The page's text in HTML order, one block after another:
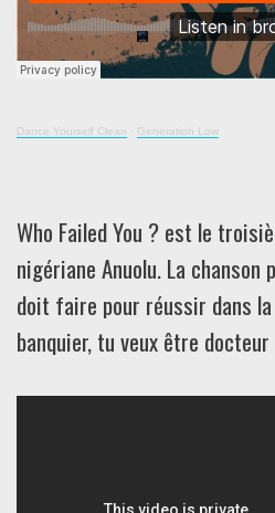
Dance Yourself Clean · Generation Low
Who Failed You ? est le
nigériane Anuolu. La
doit faire pour réussir dans
banquier, tu veux être